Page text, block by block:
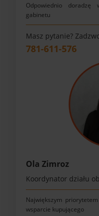
Odpowiednio doradzę
gabinetu
Masz pytanie?
781-611-576
Ola Zimroz
Koordynator działu
Największym
wsparcie kupującego